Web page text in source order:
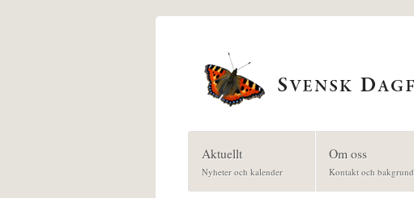
Aktuellt
Nyheter och kalender
Om oss
Kontakt och bakgrund